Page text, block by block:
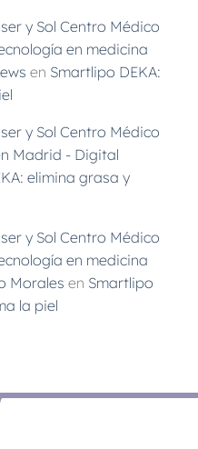
y Sol Centro Médico
en medicina
en Smartlipo DEKA:
y Sol Centro Médico
Madrid - Digital
elimina grasa y
y Sol Centro Médico
en medicina
Morales en Smartlipo
la piel